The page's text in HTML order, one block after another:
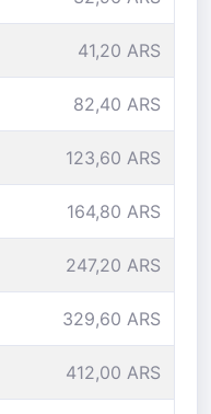
41,20 ARS
82,40 ARS
123,60 ARS
164,80 ARS
247,20 ARS
329,60 ARS
412,00 ARS